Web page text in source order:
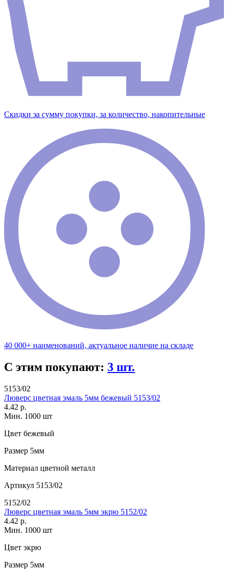
Скидки за сумму покупки, за количество, накопительные
40 000+ наименований, актуальное наличие на складе
С этим покупают: 3 шт.
5153/02
Люверс цветная эмаль 5мм бежевый 5153/02
4.42 р.
Мин. 1000 шт
Цвет бежевый
Размер 5мм
Материал цветной металл
Артикул 5153/02
5152/02
Люверс цветная эмаль 5мм экрю 5152/02
4.42 р.
Мин. 1000 шт
Цвет экрю
Размер 5мм